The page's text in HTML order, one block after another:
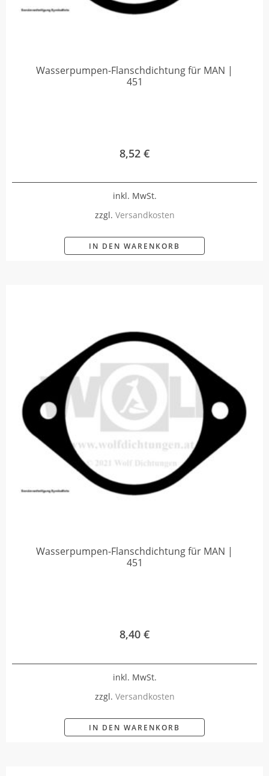
Wasserpumpen-Flanschdichtung für MAN |
451
8,52 €
inkl. MwSt.
zzgl. Versandkosten
IN DEN WARENKORB
Wasserpumpen-Flanschdichtung für MAN |
451
8,40 €
inkl. MwSt.
zzgl. Versandkosten
IN DEN WARENKORB